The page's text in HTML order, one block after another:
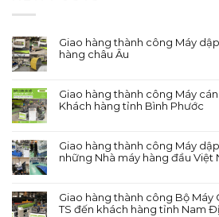
Giao hàng thành công Máy
hàng châu Âu
Giao hàng thành công Máy
Khách hàng tỉnh Bình Phước
Giao hàng thành công Máy
những Nhà máy hàng đầu Việt
Giao hàng thành công Bộ Máy
TS đến khách hàng tỉnh Nam